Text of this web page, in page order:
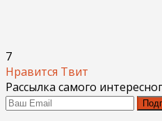
7
Нравится Твит
Рассылка самого